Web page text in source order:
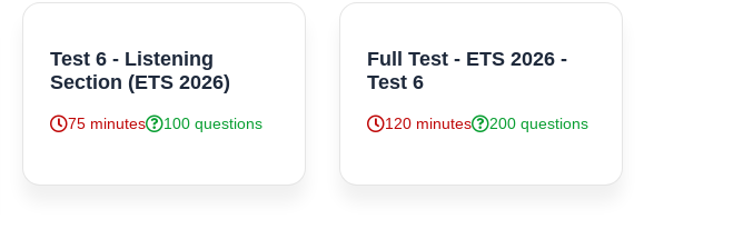
Test 6 - Listening
Section (ETS 2026)
75 minutes 100 questions
Full Test - ETS 2026 -
Test 6
120 minutes 200 questions